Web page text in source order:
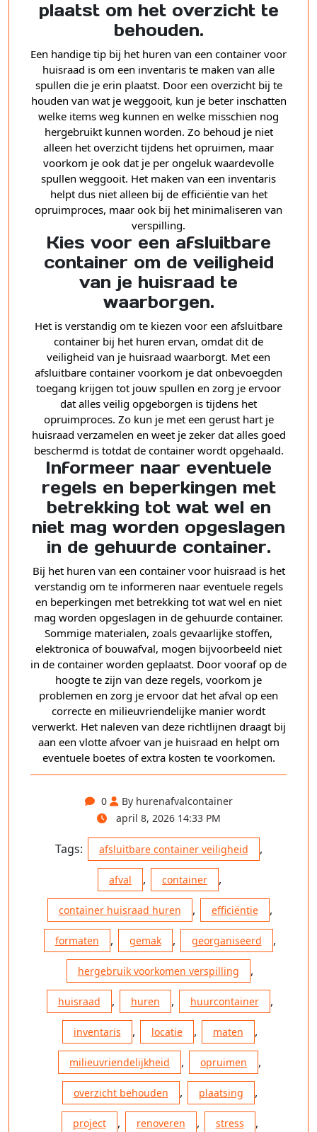
plaatst om het overzicht te
behouden.
Een handige tip bij het huren van een container voor
huisraad is om een inventaris te maken van alle
spullen die je erin plaatst. Door een overzicht bij te
houden van wat je weggooit, kun je beter inschatten
welke items weg kunnen en welke misschien nog
hergebruikt kunnen worden. Zo behoud je niet
alleen het overzicht tijdens het opruimen, maar
voorkom je ook dat je per ongeluk waardevolle
spullen weggooit. Het maken van een inventaris
helpt dus niet alleen bij de efficiëntie van het
opruimproces, maar ook bij het minimaliseren van
verspilling.
Kies voor een afsluitbare
container om de veiligheid
van je huisraad te
waarborgen.
Het is verstandig om te kiezen voor een afsluitbare
container bij het huren ervan, omdat dit de
veiligheid van je huisraad waarborgt. Met een
afsluitbare container voorkom je dat onbevoegden
toegang krijgen tot jouw spullen en zorg je ervoor
dat alles veilig opgeborgen is tijdens het
opruimproces. Zo kun je met een gerust hart je
huisraad verzamelen en weet je zeker dat alles goed
beschermd is totdat de container wordt opgehaald.
Informeer naar eventuele
regels en beperkingen met
betrekking tot wat wel en
niet mag worden opgeslagen
in de gehuurde container.
Bij het huren van een container voor huisraad is het
verstandig om te informeren naar eventuele regels
en beperkingen met betrekking tot wat wel en niet
mag worden opgeslagen in de gehuurde container.
Sommige materialen, zoals gevaarlijke stoffen,
elektronica of bouwafval, mogen bijvoorbeeld niet
in de container worden geplaatst. Door vooraf op de
hoogte te zijn van deze regels, voorkom je
problemen en zorg je ervoor dat het afval op een
correcte en milieuvriendelijke manier wordt
verwerkt. Het naleven van deze richtlijnen draagt bij
aan een vlotte afvoer van je huisraad en helpt om
eventuele boetes of extra kosten te voorkomen.
0
By hurenafvalcontainer
april 8, 2026 14:33 PM
Tags: afsluitbare container veiligheid ,
afval , container ,
container huisraad huren , efficiëntie ,
formaten , gemak , georganiseerd ,
hergebruik voorkomen verspilling ,
huisraad , huren , huurcontainer ,
inventaris , locatie , maten ,
milieuvriendelijkheid , opruimen ,
overzicht behouden , plaatsing ,
project , renoveren , stress ,